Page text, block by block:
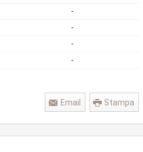
-
-
-
-
Stampa
Email